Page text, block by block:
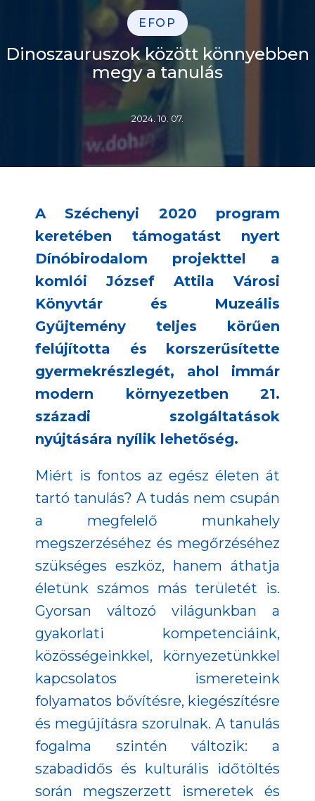
EFOP
Dinoszauruszok között könnyebben
megy a tanulás
2024. 10. 07.
A Széchenyi 2020 program
keretében támogatást nyert
Dínóbirodalom projekttel a
komlói József Attila Városi
Könyvtár és Muzeális
Gyűjtemény teljes körűen
felújította és korszerűsítette
gyermekrészlegét, ahol immár
modern környezetben 21.
századi szolgáltatások
nyújtására nyílik lehetőség.
Miért is fontos az egész életen át
tartó tanulás? A tudás nem csupán
a megfelelő munkahely
megszerzéséhez és megőrzéséhez
szükséges eszköz, hanem áthatja
életünk számos más területét is.
Gyorsan változó világunkban a
gyakorlati kompetenciáink,
közösségeinkkel, környezetünkkel
kapcsolatos ismereteink
folyamatos bővítésre, kiegészítésre
és megújításra szorulnak. A tanulás
fogalma szintén változik: a
szabadidős és kulturális időtöltés
során megszerzett ismeretek és